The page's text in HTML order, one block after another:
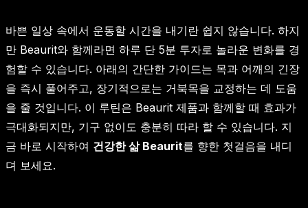
바쁜 일상 속에서 운동할 시간을 내기란 쉽지 않습니다. 하지
만 Beaurit와 함께라면 하루 단 5분 투자로 놀라운 변화를 경
험할 수 있습니다. 아래의 간단한 가이드는 목과 어깨의 긴장
을 즉시 풀어주고, 장기적으로는 거북목을 교정하는 데 도움
을 줄 것입니다. 이 루틴은 Beaurit 제품과 함께할 때 효과가
극대화되지만, 기구 없이도 충분히 따라 할 수 있습니다. 지
금 바로 시작하여 건강한 삶 Beaurit를 향한 첫걸음을 내디
뎌 보세요.